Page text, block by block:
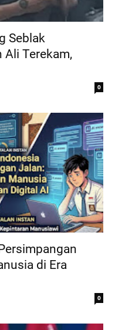
Seblak
Ali Terekam,
0
di Era
0